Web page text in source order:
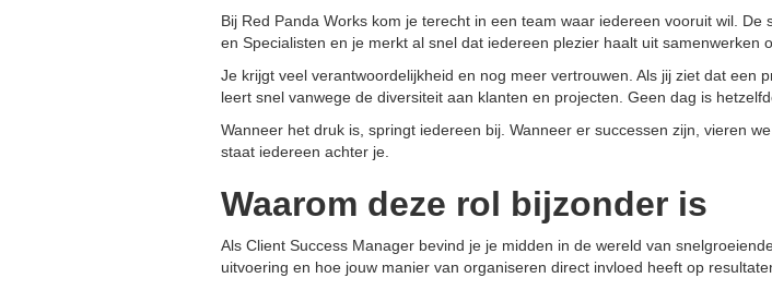
Bij Red Panda Works kom je terecht in een team waar iedereen vooruit wil.
en Specialisten en je merkt al snel dat iedereen plezier haalt uit samenwerken
Je krijgt veel verantwoordelijkheid en nog meer vertrouwen. Als jij ziet dat
leert snel vanwege de diversiteit aan klanten en projecten. Geen dag is
Wanneer het druk is, springt iedereen bij. Wanneer er successen zijn, vieren
staat iedereen achter je.
Waarom deze rol bijzonder is
Als Client Success Manager bevind je je midden in de wereld van
uitvoering en hoe jouw manier van organiseren direct invloed heeft op